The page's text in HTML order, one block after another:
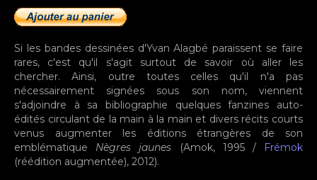
Si les bandes dessinées d'Yvan Alagbé paraissent se faire
rares, c'est qu'il s'agit surtout de savoir où aller les
chercher. Ainsi, outre toutes celles qu'il n'a pas
nécessairement signées sous son nom, viennent
s'adjoindre à sa bibliographie quelques fanzines auto-
édités circulant de la main à la main et divers récits courts
venus augmenter les éditions étrangères de son
emblématique Nègres jaunes (Amok, 1995 / Frémok
(réédition augmentée), 2012).